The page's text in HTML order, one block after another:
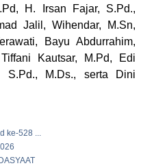
H. Irsan Fajar, S.Pd.,
Jalil, Wihendar, M.Sn,
Bayu Abdurrahim,
Kautsar, M.Pd, Edi
S.Pd., M.Ds., serta Dini
ke-528 ...